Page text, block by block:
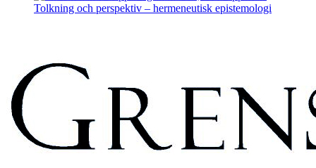
Tolkning och perspektiv – hermeneutisk epistemologi